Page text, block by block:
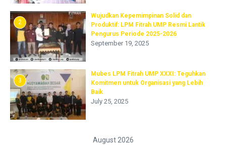
2
Wujudkan Kepemimpinan Solid dan
Produktif: LPM Fitrah UMP Resmi Lantik
Pengurus Periode 2025-2026
September 19, 2025
3
Mubes LPM Fitrah UMP XXXI: Teguhkan
Komitmen untuk Organisasi yang Lebih
Baik
July 25, 2025
August 2026